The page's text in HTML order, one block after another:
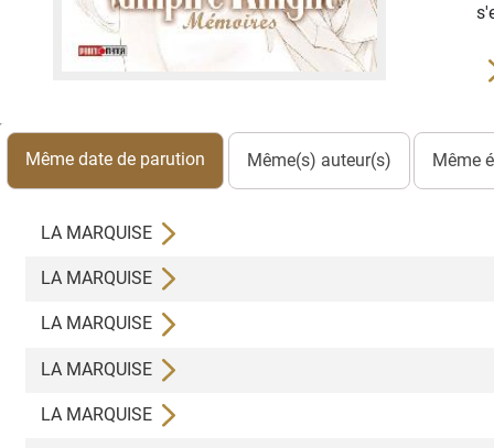
Même date de parution Même(s) auteur(s) Même
LA MARQUISE
LA MARQUISE
LA MARQUISE
LA MARQUISE
LA MARQUISE